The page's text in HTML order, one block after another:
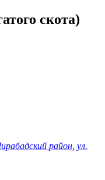
скота)
район, ул.